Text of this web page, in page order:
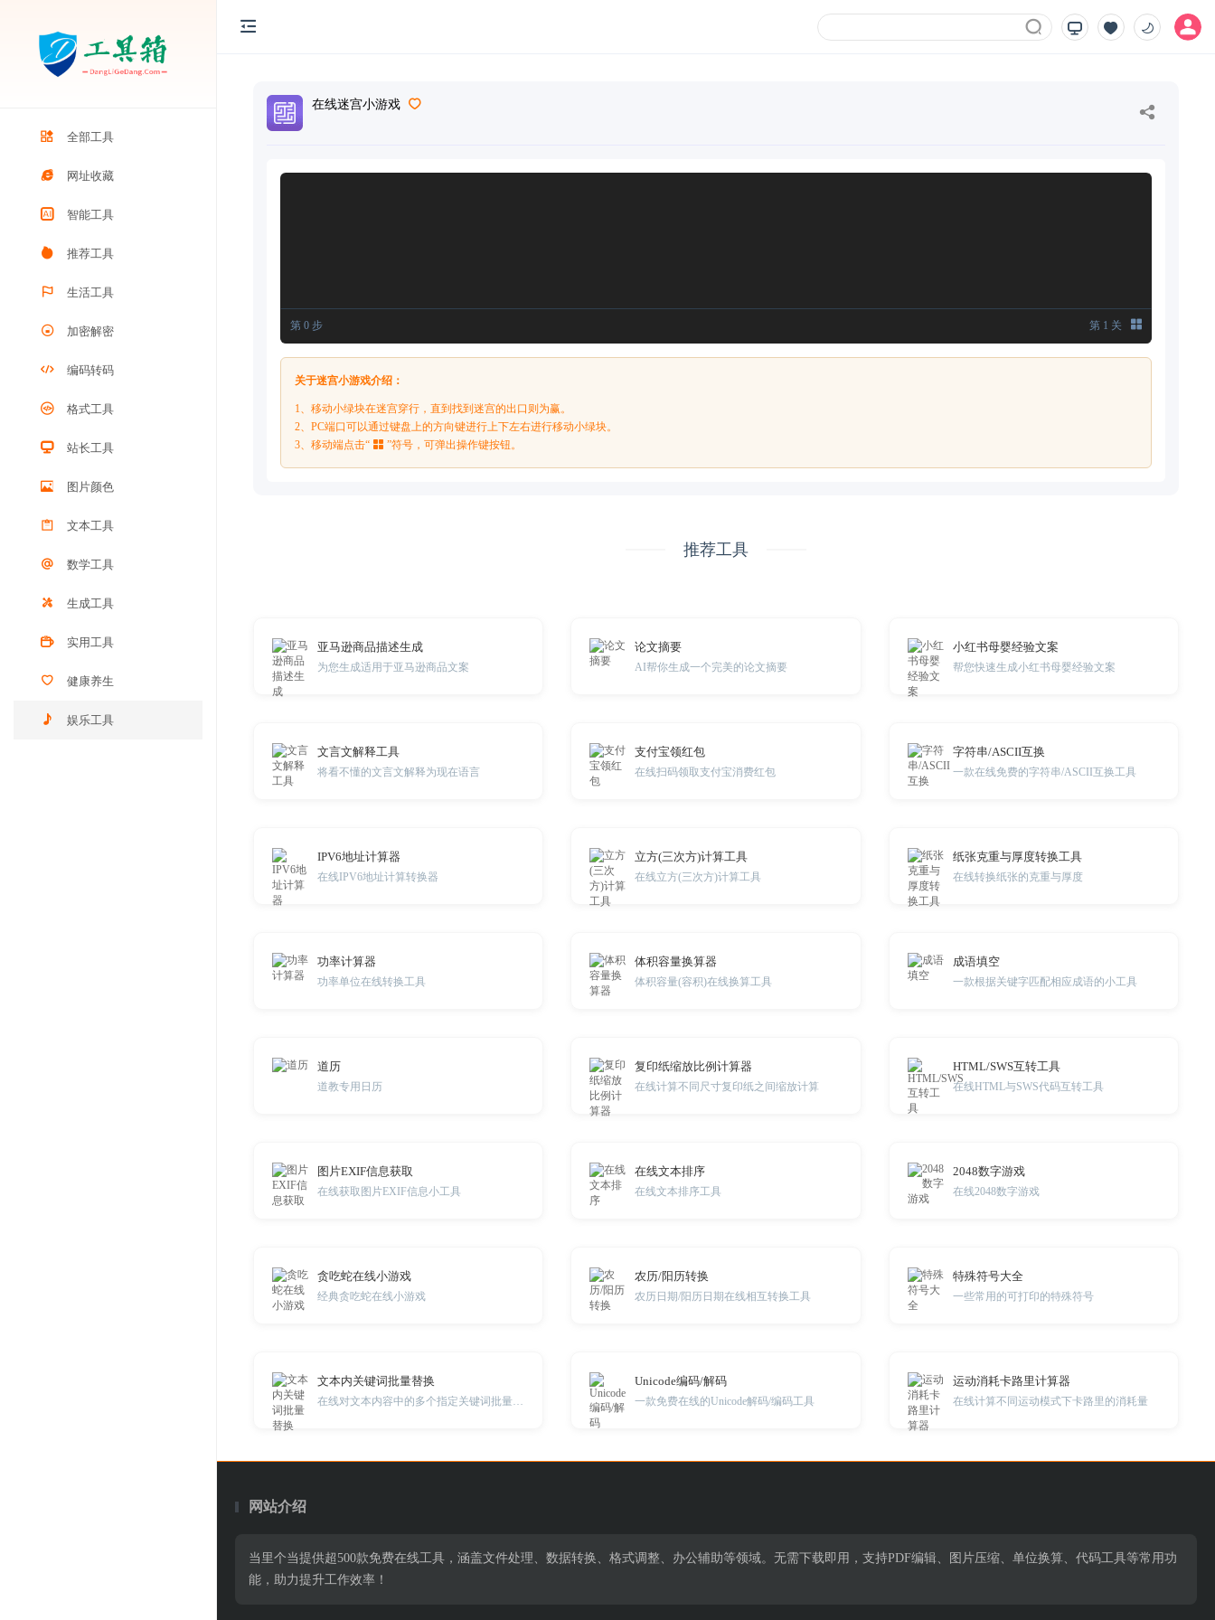
全部工具
网址收藏
智能工具
推荐工具
生活工具
加密解密
编码转码
格式工具
站长工具
图片颜色
文本工具
数学工具
生成工具
实用工具
健康养生
娱乐工具
在线迷宫小游戏
第 0 步 第 1 关
关于迷宫小游戏介绍：
1、移动小绿块在迷宫穿行，直到找到迷宫的出口则为赢。
2、PC端口可以通过键盘上的方向键进行上下左右进行移动小绿块。
3、移动端点击“
”符号，可弹出操作键按钮。
推荐工具
亚马逊商品描述生成
为您生成适用于亚马逊商品文案
论文摘要
AI帮你生成一个完美的论文摘要
小红书母婴经验文案
帮您快速生成小红书母婴经验文案
文言文解释工具
将看不懂的文言文解释为现在语言
支付宝领红包
在线扫码领取支付宝消费红包
字符串/ASCII互换
一款在线免费的字符串/ASCII互换工具
IPV6地址计算器
在线IPV6地址计算转换器
立方(三次方)计算工具
在线立方(三次方)计算工具
纸张克重与厚度转换工具
在线转换纸张的克重与厚度
功率计算器
功率单位在线转换工具
体积容量换算器
体积容量(容积)在线换算工具
成语填空
一款根据关键字匹配相应成语的小工具
道历
道教专用日历
复印纸缩放比例计算器
在线计算不同尺寸复印纸之间缩放计算
HTML/SWS互转工具
在线HTML与SWS代码互转工具
图片EXIF信息获取
在线获取图片EXIF信息小工具
在线文本排序
在线文本排序工具
2048数字游戏
在线2048数字游戏
贪吃蛇在线小游戏
经典贪吃蛇在线小游戏
农历/阳历转换
农历日期/阳历日期在线相互转换工具
特殊符号大全
一些常用的可打印的特殊符号
文本内关键词批量替换 Unicode编码/解码
一款免费在线的Unicode解码/编码工具
运动消耗卡路里计算器
在线计算不同运动模式下卡路里的消耗量
网站介绍
当里个当提供超500款免费在线工具，涵盖文件处理、数据转换、格式调整、办公辅助等领域。无需下载即用，支持PDF编辑、图片压缩、单位换算、代码工具等常用功
能，助力提升工作效率！